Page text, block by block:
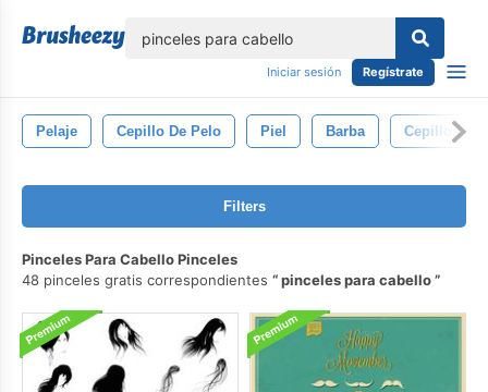
Iniciar sesión Regístrate
Pelaje Cepillo De Pelo Piel Barba Cepillos
Filters
Pinceles Para Cabello Pinceles
48 pinceles gratis correspondientes
pinceles para cabello